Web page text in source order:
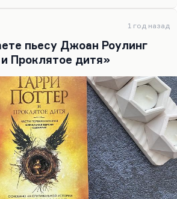
все замерли, думая, что это
в правительстве, а вот Козлов
резкую и язвительную
сильного публициста. Он
1 год назад
пьесу Джоан Роулинг
Проклятое дитя»